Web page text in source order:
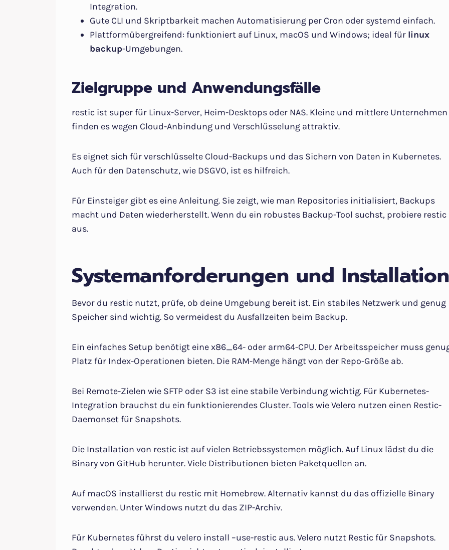
Integration.
Gute CLI und Skriptbarkeit machen Automatisierung per Cron oder systemd einfach.
Plattformübergreifend: funktioniert auf Linux, macOS und Windows; ideal für linux
backup-Umgebungen.
Zielgruppe und Anwendungsfälle
restic ist super für Linux-Server, Heim-Desktops oder NAS. Kleine und mittlere Unternehmen
finden es wegen Cloud-Anbindung und Verschlüsselung attraktiv.
Es eignet sich für verschlüsselte Cloud-Backups und das Sichern von Daten in Kubernetes.
Auch für den Datenschutz, wie DSGVO, ist es hilfreich.
Für Einsteiger gibt es eine Anleitung. Sie zeigt, wie man Repositories initialisiert, Backups
macht und Daten wiederherstellt. Wenn du ein robustes Backup-Tool suchst, probiere restic
aus.
Systemanforderungen und Installation
Bevor du restic nutzt, prüfe, ob deine Umgebung bereit ist. Ein stabiles Netzwerk und genug
Speicher sind wichtig. So vermeidest du Ausfallzeiten beim Backup.
Ein einfaches Setup benötigt eine x86_64- oder arm64-CPU. Der Arbeitsspeicher muss
Platz für Index-Operationen bieten. Die RAM-Menge hängt von der Repo-Größe ab.
Bei Remote-Zielen wie SFTP oder S3 ist eine stabile Verbindung wichtig. Für Kubernetes-
Integration brauchst du ein funktionierendes Cluster. Tools wie Velero nutzen einen Restic-
Daemonset für Snapshots.
Die Installation von restic ist auf vielen Betriebssystemen möglich. Auf Linux lädst du die
Binary von GitHub herunter. Viele Distributionen bieten Paketquellen an.
Auf macOS installierst du restic mit Homebrew. Alternativ kannst du das offizielle Binary
verwenden. Unter Windows nutzt du das ZIP-Archiv.
Für Kubernetes führst du velero install –use-restic aus. Velero nutzt Restic für Snapshots.